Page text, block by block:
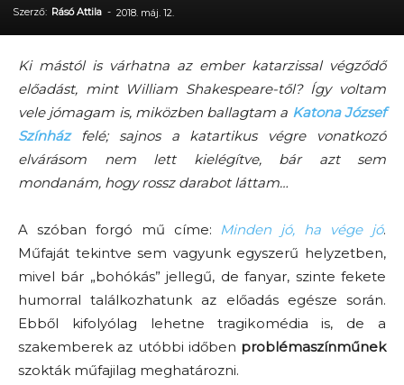
Szerző: Rásó Attila - 2018. máj. 12.
Ki mástól is várhatna az ember katarzissal végződő
előadást, mint William Shakespeare-től? Így voltam
vele jómagam is, miközben ballagtam a Katona József
Színházfelé; sajnos a katartikus végre vonatkozó
elvárásom nem lett kielégítve, bár azt sem
mondanám, hogy rossz darabot láttam…
A szóban forgó mű címe: Minden jó, ha vége jó.
Műfaját tekintve sem vagyunk egyszerű helyzetben,
mivel bár „bohókás” jellegű, de fanyar, szinte fekete
humorral találkozhatunk az előadás egésze során.
Ebből kifolyólag lehetne tragikomédia is, de a
szakemberek az utóbbi időben problémaszínműnek
szokták műfajilag meghatározni.